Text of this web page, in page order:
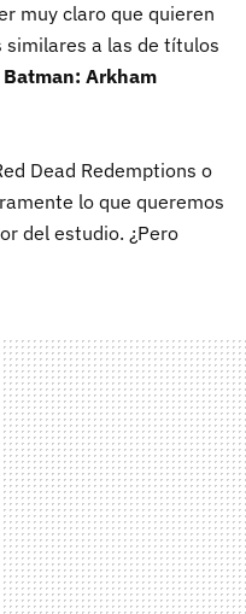
muy claro que quieren
similares a las de títulos
Batman: Arkham
Dead Redemptions o
lo que queremos
del estudio. ¿Pero